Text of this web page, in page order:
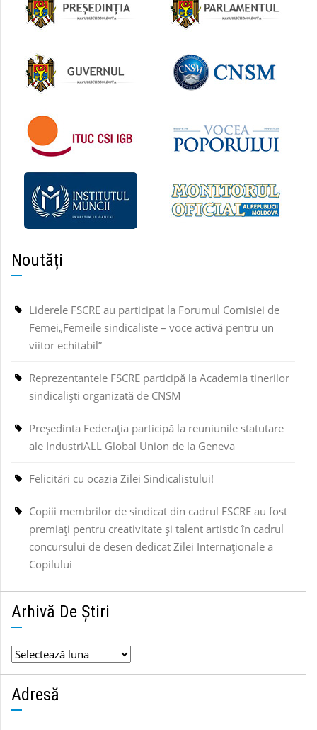
Noutăți
Liderele FSCRE au participat la Forumul Comisiei de
Femei„Femeile sindicaliste – voce activă pentru un
viitor echitabil”
Reprezentantele FSCRE participă la Academia tinerilor
sindicaliști organizată de CNSM
Președinta Federația participă la reuniunile statutare
ale IndustriALL Global Union de la Geneva
Felicitări cu ocazia Zilei Sindicalistului!
Copiii membrilor de sindicat din cadrul FSCRE au fost
premiați pentru creativitate și talent artistic în cadrul
concursului de desen dedicat Zilei Internaționale a
Copilului
Arhivă De Știri
Arhivă
de
știri
Adresă